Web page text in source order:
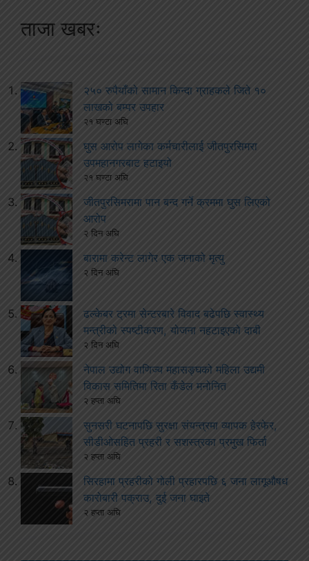
ताजा खबरः
२५० रुपैयाँको सामान किन्दा ग्राहकले जिते १०
लाखको बम्पर उपहार
२१ घण्टा अघि
घुस आरोप लागेका कर्मचारीलाई जीतपुरसिमरा
उपमहानगरबाट हटाइयो
२१ घण्टा अघि
जीतपुरसिमरामा पान बन्द गर्ने क्रममा घुस लिएको
आरोप
२ दिन अघि
बारामा करेन्ट लागेर एक जनाको मृत्यु
२ दिन अघि
ढल्केबर ट्रमा सेन्टरबारे विवाद बढेपछि स्वास्थ्य
मन्त्रीको स्पष्टीकरण, योजना नहटाइएको दाबी
२ दिन अघि
नेपाल उद्योग वाणिज्य महासङ्घको महिला उद्यमी
विकास समितिमा रिता कँडेल मनोनित
२ हप्ता अघि
सुनसरी घटनापछि सुरक्षा संयन्त्रमा व्यापक हेरफेर,
सीडीओसहित प्रहरी र सशस्त्रका प्रमुख फिर्ता
२ हप्ता अघि
सिरहामा प्रहरीको गोली प्रहारपछि ६ जना लागूऔषध
कारोबारी पक्राउ, दुई जना घाइते
२ हप्ता अघि